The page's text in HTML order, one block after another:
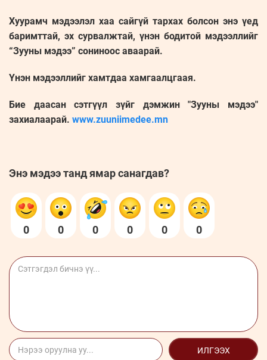
Хуурамч мэдээлэл хаа сайгүй тархах болсон энэ үед
баримттай, эх сурвалжтай, үнэн бодитой мэдээллийг
“Зууны мэдээ” сониноос аваарай.
Үнэн мэдээллийг хамтдаа хамгаалцгаая.
Бие даасан сэтгүүл зүйг дэмжин "Зууны мэдээ"
захиалаарай. www.zuuniimedee.mn
Энэ мэдээ танд ямар санагдав?
0 0 0 0 0 0
ИЛГЭЭХ